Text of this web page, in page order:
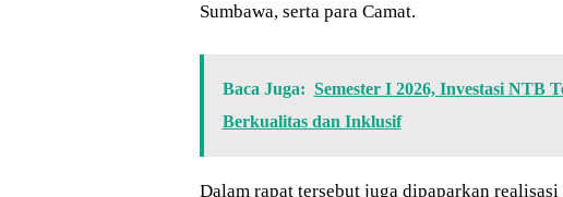
Sumbawa, serta para Camat.
Baca Juga: Semester I 2026, Investasi NTB
Berkualitas dan Inklusif
Dalam rapat tersebut juga dipaparkan